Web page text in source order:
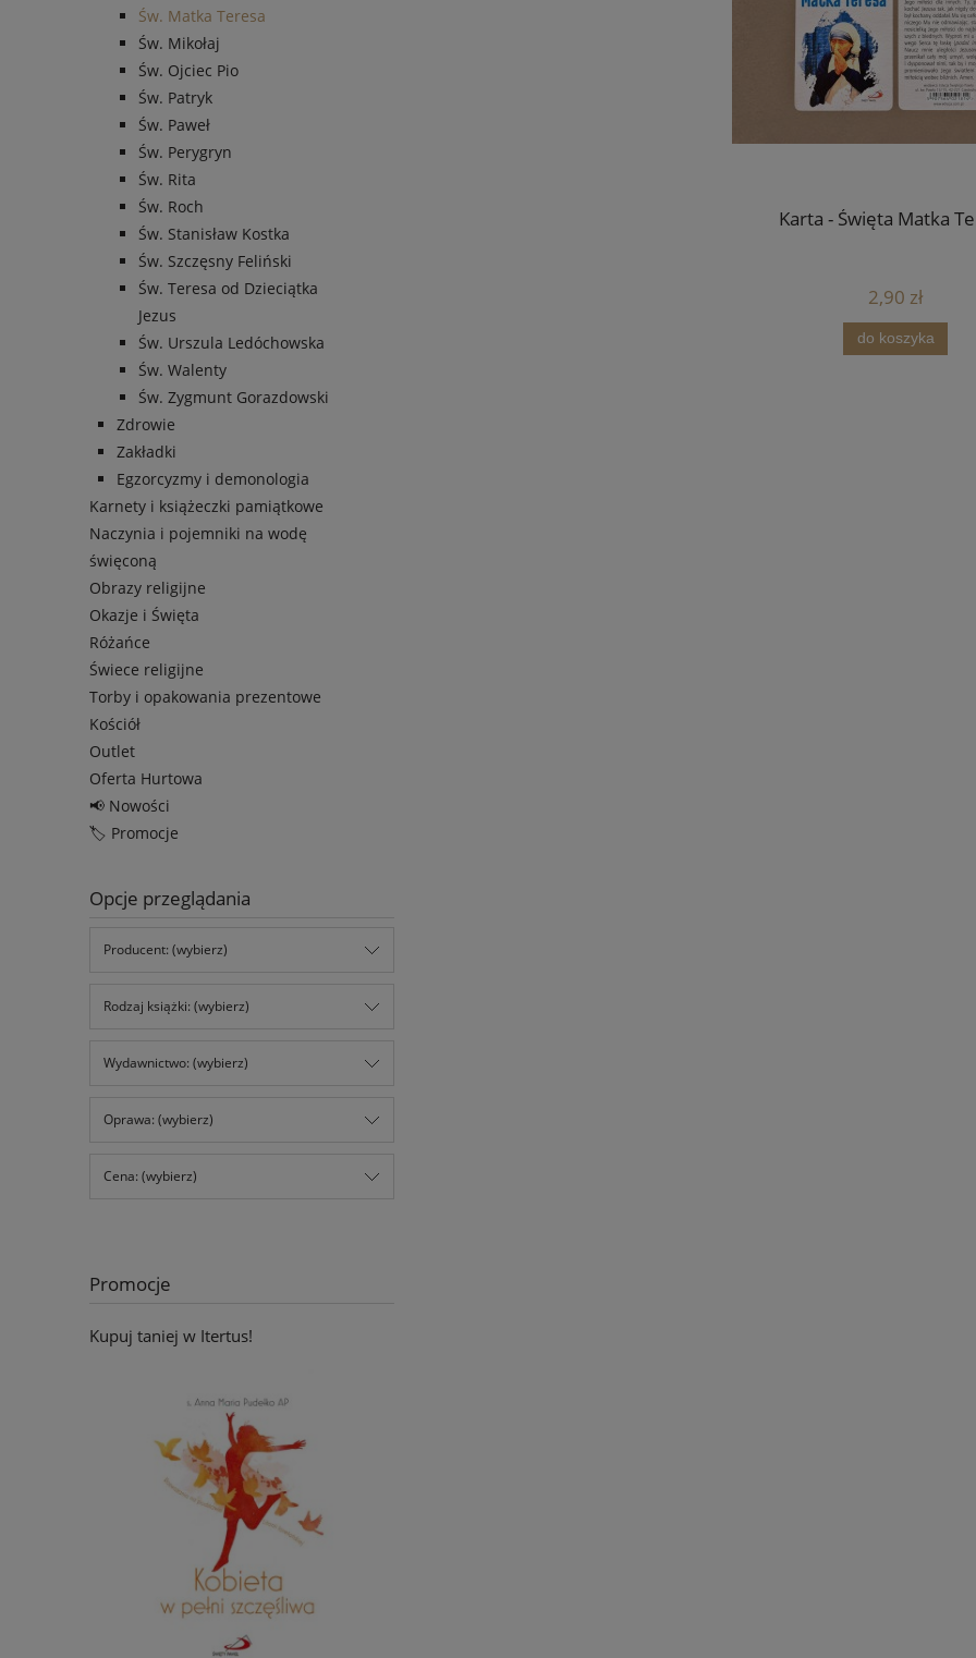
Św. Matka Teresa
Św. Mikołaj
Św. Ojciec Pio
Św. Patryk
Św. Paweł
Św. Perygryn
Św. Rita
Św. Roch
Św. Stanisław Kostka
Św. Szczęsny Feliński
Św. Teresa od Dzieciątka
Jezus
Św. Urszula Ledóchowska
Św. Walenty
Św. Zygmunt Gorazdowski
Zdrowie
Zakładki
Egzorcyzmy i demonologia
Karnety i książeczki pamiątkowe
Naczynia i pojemniki na wodę
święconą
Obrazy religijne
Okazje i Święta
Różańce
Świece religijne
Torby i opakowania prezentowe
Kościół
Outlet
Oferta Hurtowa
📢 Nowości
🏷️ Promocje
Opcje przeglądania
Producent: (wybierz)
Rodzaj książki: (wybierz)
Wydawnictwo: (wybierz)
Oprawa: (wybierz)
Cena: (wybierz)
Promocje
Kupuj taniej w Itertus!
Karta - Święta Matka
2,90 zł
do koszyka